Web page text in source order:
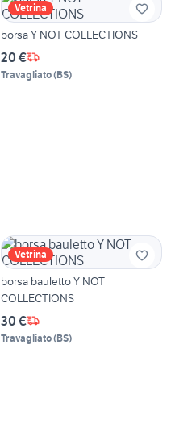
Vetrina
borsa Y NOT COLLECTIONS
20 €
Travagliato(BS)
Vetrina
borsa bauletto Y NOT
COLLECTIONS
30 €
Travagliato(BS)